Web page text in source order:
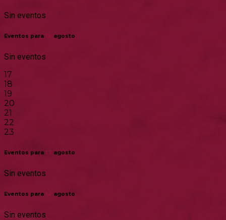
Sin eventos
Eventos para agosto
Sin eventos
17
18
19
20
21
22
23
Eventos para 17 agosto
Sin eventos
Eventos para agosto
Sin eventos